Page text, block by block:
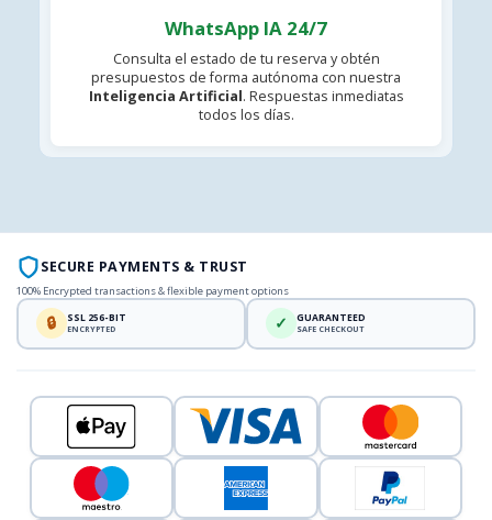
WhatsApp IA 24/7
Consulta el estado de tu reserva y obtén
presupuestos de forma autónoma con nuestra
Inteligencia Artificial. Respuestas inmediatas
todos los días.
SECURE PAYMENTS & TRUST
100% Encrypted transactions & flexible payment options
🔒 SSL 256-BIT
ENCRYPTED ✓ GUARANTEED
SAFE CHECKOUT